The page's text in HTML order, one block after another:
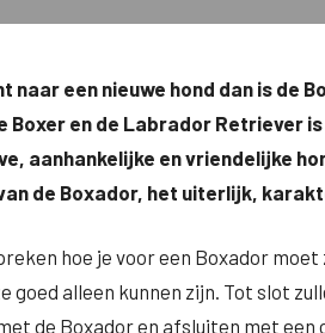
naar een nieuwe hond dan is de
Boxer en de Labrador Retriever
aanhankelijke en vriendelijke
de Boxador, het uiterlijk,
hoe je voor een Boxador
goed alleen kunnen zijn. Tot slot
de Boxador en afsluiten met een